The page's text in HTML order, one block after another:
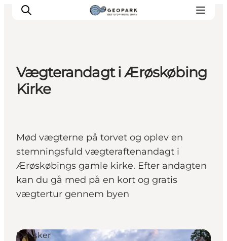
Vægterandagt i Ærøskøbing
Kirke
Mød vægterne på torvet og oplev en
stemningsfuld vægteraftenandagt i
Ærøskøbings gamle kirke. Efter andagten
kan du gå med på en kort og gratis
vægtertur gennem byen
Det sker